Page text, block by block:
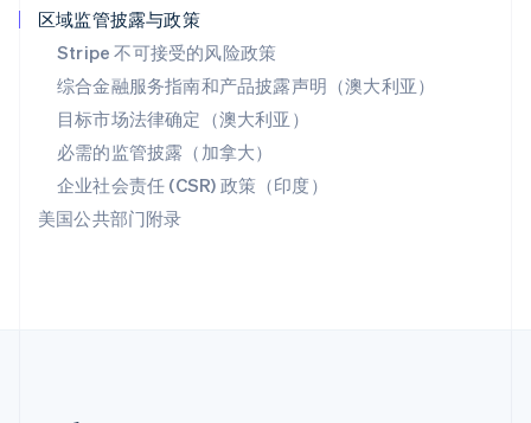
区域监管披露与政策
Stripe 不可接受的风险政策
综合金融服务指南和产品披露声明（澳大利亚）
目标市场法律确定（澳大利亚）
必需的监管披露（加拿大）
企业社会责任 (CSR) 政策（印度）
美国公共部门附录
新加坡
新西兰
English
匈牙利
English
意大利
ItalianoEnglish
English